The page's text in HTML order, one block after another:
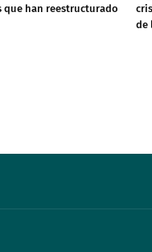
que han reestructurado
de